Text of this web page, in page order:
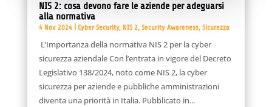
NIS 2: cosa devono fare le aziende per adeguarsi
alla normativa
4 Nov 2024| Cyber Security, NIS 2, Security Awareness, Sicurezza
L’Importanza della normativa NIS 2 per la cyber
sicurezza aziendale Con l’entrata in vigore del Decreto
Legislativo 138/2024, noto come NIS 2, la cyber
sicurezza per aziende e pubbliche amministrazioni
diventa una priorità in Italia. Pubblicato in...